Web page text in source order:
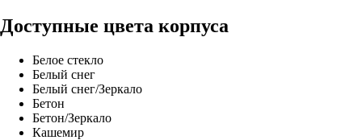
Доступные цвета корпуса
Белое стекло
Белый снег
Белый снег/Зеркало
Бетон
Бетон/Зеркало
Кашемир